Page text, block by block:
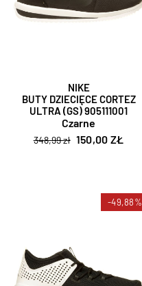
NIKE
BUTY DZIECIĘCE CORTEZ
ULTRA (GS) 905111001
Czarne
348,99 zł 150,00 ZŁ
-49,88%